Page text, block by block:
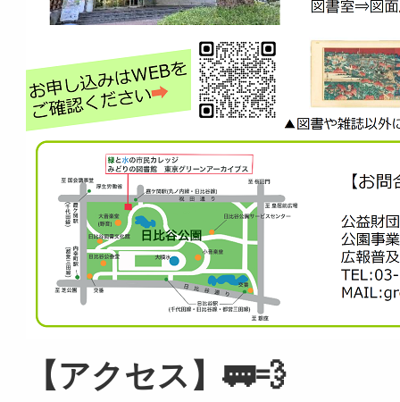
【アクセス】🚃💨